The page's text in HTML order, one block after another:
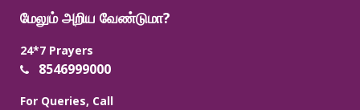
மேலும் அறிய வேண்டுமா?
24*7 Prayers
8546999000
For Queries, Call